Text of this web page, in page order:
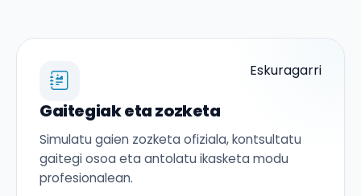
Gaitegiak eta zozketa
Simulatu gaien zozketa ofiziala, kontsultatu
gaitegi osoa eta antolatu ikasketa modu
profesionalean.
Eskuragarri